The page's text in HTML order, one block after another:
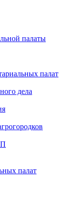
палаты
палат
дела
палат